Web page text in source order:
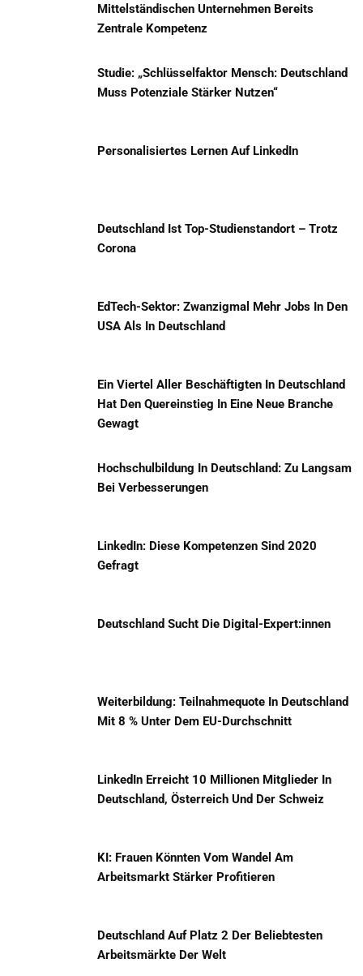
Mittelständischen Unternehmen Bereits
Zentrale Kompetenz
Studie: „Schlüsselfaktor Mensch: Deutschland
Muss Potenziale Stärker Nutzen“
Personalisiertes Lernen Auf LinkedIn
Deutschland Ist Top-Studienstandort – Trotz
Corona
EdTech-Sektor: Zwanzigmal Mehr Jobs In Den
USA Als In Deutschland
Ein Viertel Aller Beschäftigten In Deutschland
Hat Den Quereinstieg In Eine Neue Branche
Gewagt
Hochschulbildung In Deutschland: Zu Langsam
Bei Verbesserungen
LinkedIn: Diese Kompetenzen Sind 2020
Gefragt
Deutschland Sucht Die Digital-Expert:innen
Weiterbildung: Teilnahmequote In Deutschland
Mit 8 % Unter Dem EU-Durchschnitt
LinkedIn Erreicht 10 Millionen Mitglieder In
Deutschland, Österreich Und Der Schweiz
KI: Frauen Könnten Vom Wandel Am
Arbeitsmarkt Stärker Profitieren
Deutschland Auf Platz 2 Der Beliebtesten
Arbeitsmärkte Der Welt